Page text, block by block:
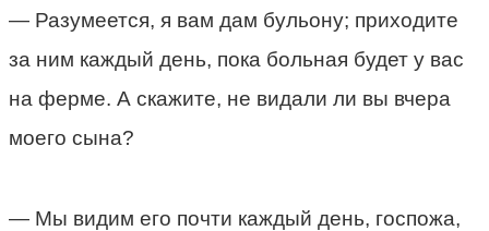
— Разумеется, я вам дам бульону; приходите
за ним каждый день, пока больная будет у вас
на ферме. А скажите, не видали ли вы вчера
моего сына?
— Мы видим его почти каждый день, госпожа,